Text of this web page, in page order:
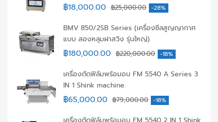
฿25,000.00
฿18,000.00 -28%
BMV 850/2SB Series (เครื่องซีลสูญญากาศ
แบบ สองหลุมฝาสวิง รุ่นใหญ่)
฿220,000.00
฿180,000.00 -18%
เครื่องตัดฟิล์มพร้อมอบ FM 5540 A Series 3
IN 1 Shink machine.
฿79,000.00
฿65,000.00 -18%